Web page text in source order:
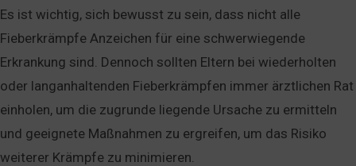
Es ist wichtig, sich bewusst zu sein, dass nicht alle
Fieberkrämpfe Anzeichen für eine schwerwiegende
Erkrankung sind. Dennoch sollten Eltern bei wiederholten
oder langanhaltenden Fieberkrämpfen immer ärztlichen Rat
einholen, um die zugrunde liegende Ursache zu ermitteln
und geeignete Maßnahmen zu ergreifen, um das Risiko
weiterer Krämpfe zu minimieren.